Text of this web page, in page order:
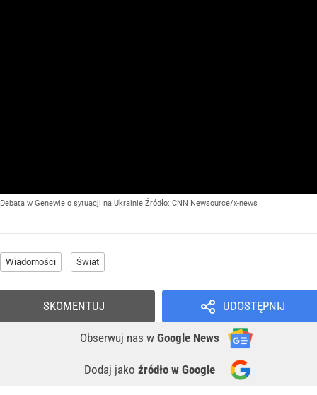
Debata w Genewie o sytuacji na Ukrainie Źródło: CNN Newsource/x-news
Wiadomości Świat
UDOSTĘPNIJ
Obserwuj nas w Google News
Dodaj jako źródło w Google
SKOMENTUJ